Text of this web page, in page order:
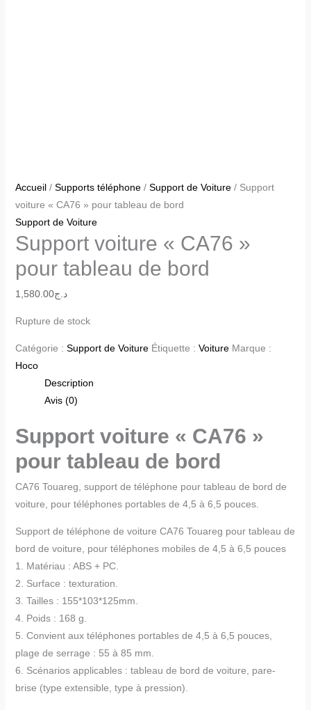
Accueil/ Supports téléphone/ Support de Voiture/ Support
voiture « CA76 » pour tableau de bord
Support de Voiture
Support voiture « CA76 »
pour tableau de bord
د.ج1,580.00
Rupture de stock
Catégorie : Support de Voiture Étiquette : Voiture Marque :
Hoco
Description
Avis (0)
Support voiture « CA76 »
pour tableau de bord
CA76 Touareg, support de téléphone pour tableau de bord de
voiture, pour téléphones portables de 4,5 à 6,5 pouces.
Support de téléphone de voiture CA76 Touareg pour tableau de
bord de voiture, pour téléphones mobiles de 4,5 à 6,5 pouces
1. Matériau : ABS + PC.
2. Surface : texturation.
3. Tailles : 155*103*125mm.
4. Poids : 168 g.
5. Convient aux téléphones portables de 4,5 à 6,5 pouces,
plage de serrage : 55 à 85 mm.
6. Scénarios applicables : tableau de bord de voiture, pare-
brise (type extensible, type à pression).